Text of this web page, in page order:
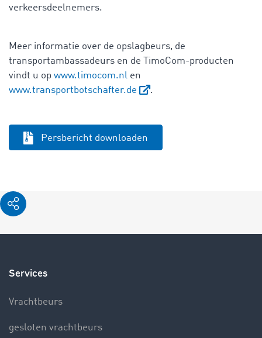
verkeersdeelnemers.
Meer informatie over de opslagbeurs, de
transportambassadeurs en de TimoCom-producten
vindt u op www.timocom.nl en
www.transportbotschafter.de
.
Persbericht downloaden
Services
Vrachtbeurs
gesloten vrachtbeurs